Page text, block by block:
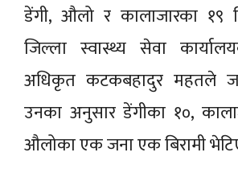
डेंगी, औलो र कालाजारका १९
जिल्ला स्वास्थ्य सेवा
अधिकृत कटकबहादुर महतले
उनका अनुसार डेंगीका १०,
औलोका एक जना एक बिरामी